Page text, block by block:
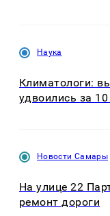
Наука
Климатологи:
удвоились за 10
Новости Самары
На улице 22
ремонт дороги